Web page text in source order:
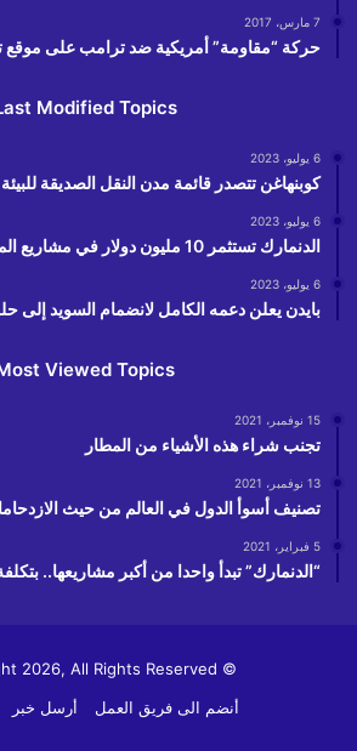
7 مارس، 2017
حركة “مقاومة” أمريكية ضد ترامب على موقع
Modified Topics
6 يوليو، 2023
كوبنهاغن تتصدر قائمة مدن النقل الصديقة
6 يوليو، 2023
الدنمارك تستثمر 10 مليون دولار في مشاريع المياه والطاقة في إثيوبيا
6 يوليو، 2023
بايدن يعلن دعمه الكامل لانضمام السويد
Viewed Topics
15 نوفمبر، 2021
تجنب شراء هذه الأشياء من المطار
13 نوفمبر، 2021
تصنيف أسوأ الدول في العالم من حيث
5 فبراير، 2021
“الدنمارك” تبدأ واحدا من أكبر مشاريعها.. بتكلفة 210 مليار
© Copyright 2026, All Rights Reserved |
أنضم الى فريق العمل
أرسل خبر